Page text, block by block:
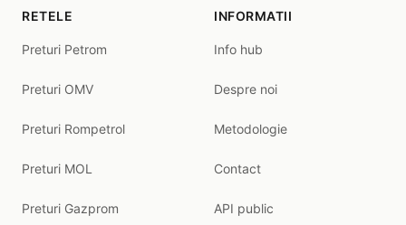
RETELE
Preturi Petrom
Preturi OMV
Preturi Rompetrol
Preturi MOL
Preturi Gazprom
INFORMATII
Info hub
Despre noi
Metodologie
Contact
API public